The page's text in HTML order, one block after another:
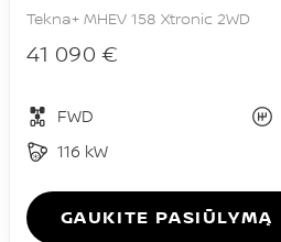
Tekna+ MHEV 158 Xtronic 2WD
41 090 €
FWD
116 kW
GAUKITE PASIŪLYMĄ